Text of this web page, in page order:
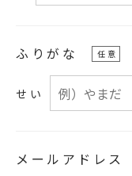
ふりがな
せい
メールアドレス